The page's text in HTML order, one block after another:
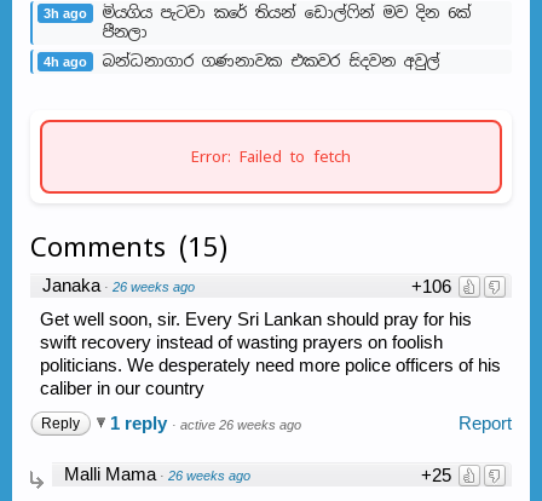
3h ago
මියගිය පැටවා කරේ තියන් ඩොල්ෆින් මව දින 6ක්
පීනලා
4h ago බන්ධනාගාර ගණනාවක එකවර සිදවන අවුල්
Error: Failed to fetch
Comments (15)
+106
Janaka · 26 weeks ago
Get well soon, sir. Every Sri Lankan should pray for his
swift recovery instead of wasting prayers on foolish
politicians. We desperately need more police officers of his
caliber in our country
Report
Reply 1 reply · active 26 weeks ago
+25
Malli Mama · 26 weeks ago